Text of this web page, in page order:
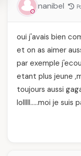
nanibel
oui j'avais bien
et on as aimer
par exemple
etant plus jeune
toujours aussi
lolllll…..moi je suis